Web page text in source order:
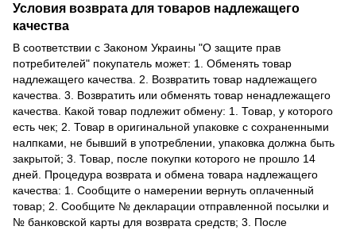
Условия возврата для товаров надлежащего
качества
В соответствии с Законом Украины "О защите прав
потребителей" покупатель может: 1. Обменять товар
надлежащего качества. 2. Возвратить товар надлежащего
качества. 3. Возвратить или обменять товар ненадлежащего
качества. Какой товар подлежит обмену: 1. Товар, у которого
есть чек; 2. Товар в оригинальной упаковке с сохраненными
налпками, не бывший в употреблении, упаковка должна быть
закрытой; 3. Товар, после покупки которого не прошло 14
дней. Процедура возврата и обмена товара надлежащего
качества: 1. Сообщите о намерении вернуть оплаченный
товар; 2. Сообщите № декларации отправленной посылки и
№ банковской карты для возврата средств; 3. После